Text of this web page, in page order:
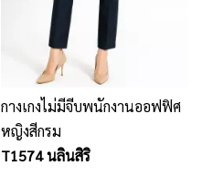
กางเกงไม่มีจีบพนักงานออฟฟิศ
หญิงสีกรม
T1574 นลินสิริ